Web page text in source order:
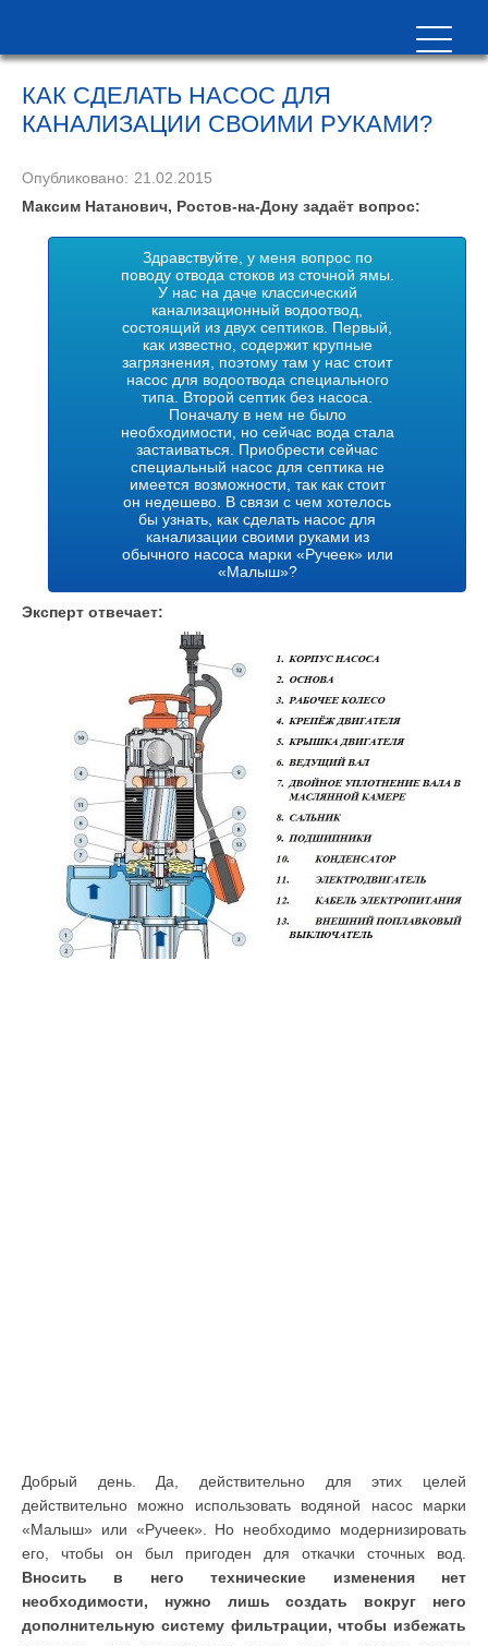
КАК СДЕЛАТЬ НАСОС ДЛЯ
КАНАЛИЗАЦИИ СВОИМИ РУКАМИ?
Опубликовано: 21.02.2015
Максим Натанович, Ростов-на-Дону задаёт вопрос:
Здравствуйте, у меня вопрос по
поводу отвода стоков из сточной ямы.
У нас на даче классический
канализационный водоотвод,
состоящий из двух септиков. Первый,
как известно, содержит крупные
загрязнения, поэтому там у нас стоит
насос для водоотвода специального
типа. Второй септик без насоса.
Поначалу в нем не было
необходимости, но сейчас вода стала
застаиваться. Приобрести сейчас
специальный насос для септика не
имеется возможности, так как стоит
он недешево. В связи с чем хотелось
бы узнать, как сделать насос для
канализации своими руками из
обычного насоса марки «Ручеек» или
«Малыш»?
Эксперт отвечает:
Добрый день. Да, действительно для этих целей
действительно можно использовать водяной насос марки
«Малыш» или «Ручеек». Но необходимо модернизировать
его, чтобы он был пригоден для откачки сточных вод.
Вносить в него технические изменения нет
необходимости, нужно лишь создать вокруг него
дополнительную систему фильтрации, чтобы избежать